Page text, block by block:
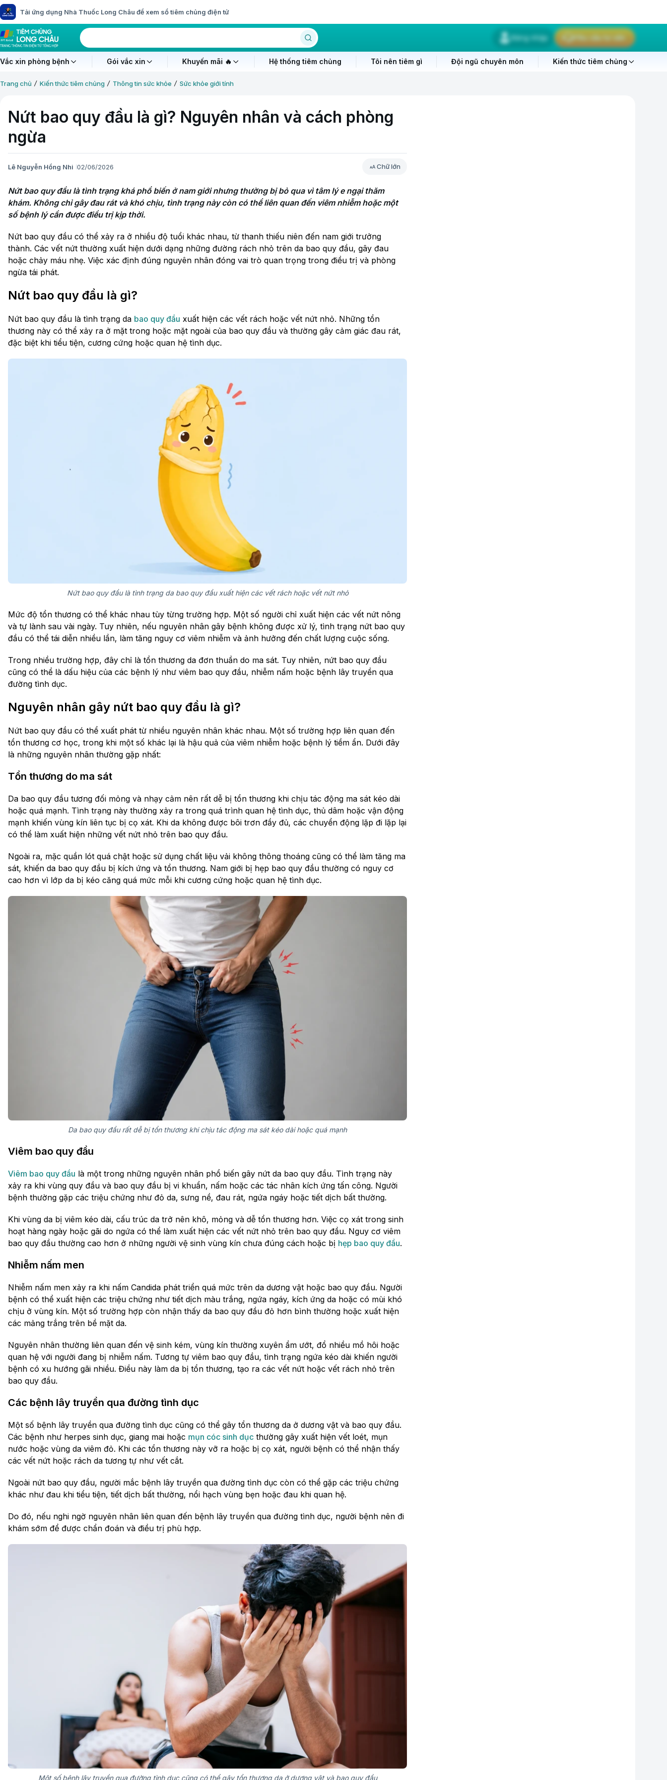
Tải ứng dụng Nhà Thuốc Long Châu để xem sổ tiêm chủng điện tử
Đăng nhập Yêu cầu tư vấn
Vắc xin phòng bệnh Gói vắc xin Khuyến mãi 🔥 Hệ thống tiêm chủng Tôi nên tiêm gì Đội ngũ chuyên môn Kiến thức tiêm chủng
Trang chủ Kiến thức tiêm chủng Thông tin sức khỏe Sức khỏe giới tính
Nứt bao quy đầu là gì? Nguyên nhân và cách phòng
ngừa
Lê Nguyễn Hồng Nhi 02/06/2026 Chữ lớn
Nứt bao quy đầu là tình trạng khá phổ biến ở nam giới nhưng thường bị bỏ qua vì tâm lý e ngại thăm
khám. Không chỉ gây đau rát và khó chịu, tình trạng này còn có thể liên quan đến viêm nhiễm hoặc một
số bệnh lý cần được điều trị kịp thời.
Nứt bao quy đầu có thể xảy ra ở nhiều độ tuổi khác nhau, từ thanh thiếu niên đến nam giới trưởng
thành. Các vết nứt thường xuất hiện dưới dạng những đường rách nhỏ trên da bao quy đầu, gây đau
hoặc chảy máu nhẹ. Việc xác định đúng nguyên nhân đóng vai trò quan trọng trong điều trị và phòng
ngừa tái phát.
Nứt bao quy đầu là gì?
Nứt bao quy đầu là tình trạng da bao quy đầu xuất hiện các vết rách hoặc vết nứt nhỏ. Những tổn
thương này có thể xảy ra ở mặt trong hoặc mặt ngoài của bao quy đầu và thường gây cảm giác đau rát,
đặc biệt khi tiểu tiện, cương cứng hoặc quan hệ tình dục.
Nứt bao quy đầu là tình trạng da bao quy đầu xuất hiện các vết rách hoặc vết nứt nhỏ
Mức độ tổn thương có thể khác nhau tùy từng trường hợp. Một số người chỉ xuất hiện các vết nứt nông
và tự lành sau vài ngày. Tuy nhiên, nếu nguyên nhân gây bệnh không được xử lý, tình trạng nứt bao quy
đầu có thể tái diễn nhiều lần, làm tăng nguy cơ viêm nhiễm và ảnh hưởng đến chất lượng cuộc sống.
Trong nhiều trường hợp, đây chỉ là tổn thương da đơn thuần do ma sát. Tuy nhiên, nứt bao quy đầu
cũng có thể là dấu hiệu của các bệnh lý như viêm bao quy đầu, nhiễm nấm hoặc bệnh lây truyền qua
đường tình dục.
Nguyên nhân gây nứt bao quy đầu là gì?
Nứt bao quy đầu có thể xuất phát từ nhiều nguyên nhân khác nhau. Một số trường hợp liên quan đến
tổn thương cơ học, trong khi một số khác lại là hậu quả của viêm nhiễm hoặc bệnh lý tiềm ẩn. Dưới đây
là những nguyên nhân thường gặp nhất:
Tổn thương do ma sát
Da bao quy đầu tương đối mỏng và nhạy cảm nên rất dễ bị tổn thương khi chịu tác động ma sát kéo dài
hoặc quá mạnh. Tình trạng này thường xảy ra trong quá trình quan hệ tình dục, thủ dâm hoặc vận động
mạnh khiến vùng kín liên tục bị cọ xát. Khi da không được bôi trơn đầy đủ, các chuyển động lặp đi lặp lại
có thể làm xuất hiện những vết nứt nhỏ trên bao quy đầu.
Ngoài ra, mặc quần lót quá chật hoặc sử dụng chất liệu vải không thông thoáng cũng có thể làm tăng ma
sát, khiến da bao quy đầu bị kích ứng và tổn thương. Nam giới bị hẹp bao quy đầu thường có nguy cơ
cao hơn vì lớp da bị kéo căng quá mức mỗi khi cương cứng hoặc quan hệ tình dục.
Da bao quy đầu rất dễ bị tổn thương khi chịu tác động ma sát kéo dài hoặc quá mạnh
Viêm bao quy đầu
Viêm bao quy đầu là một trong những nguyên nhân phổ biến gây nứt da bao quy đầu. Tình trạng này
xảy ra khi vùng quy đầu và bao quy đầu bị vi khuẩn, nấm hoặc các tác nhân kích ứng tấn công. Người
bệnh thường gặp các triệu chứng như đỏ da, sưng nề, đau rát, ngứa ngáy hoặc tiết dịch bất thường.
Khi vùng da bị viêm kéo dài, cấu trúc da trở nên khô, mỏng và dễ tổn thương hơn. Việc cọ xát trong sinh
hoạt hàng ngày hoặc gãi do ngứa có thể làm xuất hiện các vết nứt nhỏ trên bao quy đầu. Nguy cơ viêm
bao quy đầu thường cao hơn ở những người vệ sinh vùng kín chưa đúng cách hoặc bị hẹp bao quy đầu.
Nhiễm nấm men
Nhiễm nấm men xảy ra khi nấm Candida phát triển quá mức trên da dương vật hoặc bao quy đầu. Người
bệnh có thể xuất hiện các triệu chứng như tiết dịch màu trắng, ngứa ngáy, kích ứng da hoặc có mùi khó
chịu ở vùng kín. Một số trường hợp còn nhận thấy da bao quy đầu đỏ hơn bình thường hoặc xuất hiện
các mảng trắng trên bề mặt da.
Nguyên nhân thường liên quan đến vệ sinh kém, vùng kín thường xuyên ẩm ướt, đổ nhiều mồ hôi hoặc
quan hệ với người đang bị nhiễm nấm. Tương tự viêm bao quy đầu, tình trạng ngứa kéo dài khiến người
bệnh có xu hướng gãi nhiều. Điều này làm da bị tổn thương, tạo ra các vết nứt hoặc vết rách nhỏ trên
bao quy đầu.
Các bệnh lây truyền qua đường tình dục
Một số bệnh lây truyền qua đường tình dục cũng có thể gây tổn thương da ở dương vật và bao quy đầu.
Các bệnh như herpes sinh dục, giang mai hoặc mụn cóc sinh dục thường gây xuất hiện vết loét, mụn
nước hoặc vùng da viêm đỏ. Khi các tổn thương này vỡ ra hoặc bị cọ xát, người bệnh có thể nhận thấy
các vết nứt hoặc rách da tương tự như vết cắt.
Ngoài nứt bao quy đầu, người mắc bệnh lây truyền qua đường tình dục còn có thể gặp các triệu chứng
khác như đau khi tiểu tiện, tiết dịch bất thường, nổi hạch vùng bẹn hoặc đau khi quan hệ.
Do đó, nếu nghi ngờ nguyên nhân liên quan đến bệnh lây truyền qua đường tình dục, người bệnh nên đi
khám sớm để được chẩn đoán và điều trị phù hợp.
Một số bệnh lây truyền qua đường tình dục cũng có thể gây tổn thương da ở dương vật và bao quy đầu